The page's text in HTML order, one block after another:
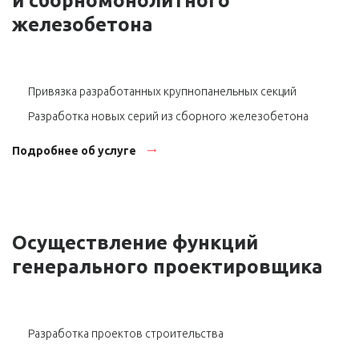
железобетона
Привязка разработанных крупнопанельных секций
Разработка новых серий из сборного железобетона
Подробнее об услуге
Осуществление функций
генерального проектировщика
Разработка проектов строительства